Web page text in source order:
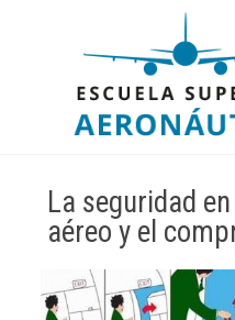
La seguridad
aéreo y el